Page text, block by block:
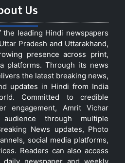
Us
leading Hindi newspapers
Pradesh and Uttarakhand,
presence across print,
platforms. Through its news
the latest breaking news,
updates in Hindi from India
Committed to credible
engagement, Amrit Vichar
through multiple
News updates, Photo
social media platforms,
Readers can also access
newspaper and weekly